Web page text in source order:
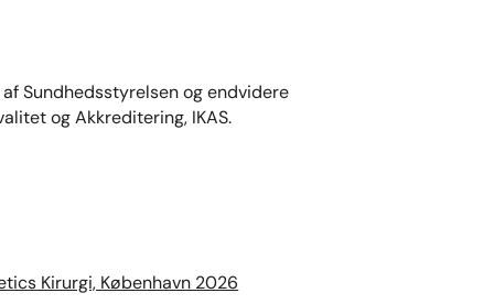
Sundhedsstyrelsen og endvidere
og Akkreditering, IKAS.
Kirurgi, København 2026